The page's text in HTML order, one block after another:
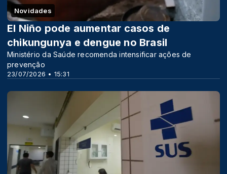
Novidades
23/07/2026 • 15:31
El Niño pode aumentar casos de
chikungunya e dengue no Brasil
Ministério da Saúde recomenda intensificar ações de
prevenção